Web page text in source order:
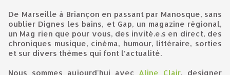
De Marseille à Briançon en passant par Manosque, sans
oublier Dignes les bains, et Gap, un magazine régional,
un Mag rien que pour vous, des invité.e.s en direct, des
chroniques musique, cinéma, humour, littéraire, sorties
et sur divers thèmes qui font l’actualité.
Nous sommes aujourd'hui avec Aline Clair, designer